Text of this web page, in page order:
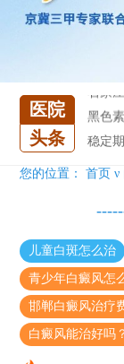
医院
头条
7天
发现
您的位置：首页 ν
儿童白斑怎么治
青少年白癜风怎
邯郸白癜风治疗
白癜风能治好吗